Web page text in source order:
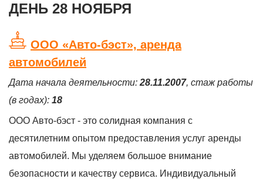
ДЕНЬ 28 НОЯБРЯ
ООО «Авто-бэст», аренда
автомобилей
Дата начала деятельности: 28.11.2007, стаж работы
(в годах): 18
ООО Авто-бэст - это солидная компания с
десятилетним опытом предоставления услуг аренды
автомобилей. Мы уделяем большое внимание
безопасности и качеству сервиса. Индивидуальный